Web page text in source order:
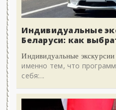
Индивидуальные
Беларуси: как
Индивидуальные
именно тем, что
себя:...